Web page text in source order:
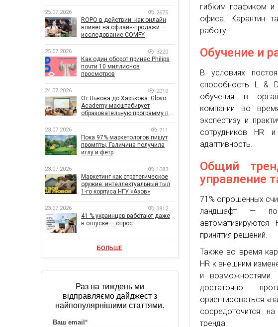
гибким графиком
офиса. Карантин
работу.
Обучение и
В условиях
способность L &
обучения в
компании во
экспертизу и
сотрудников HR
адаптивность.
Общий
управление
71% опрошенных
ландшафт —
принятия решений.
Также во время
HR к внешним
и возможностями.
достаточно
ориентироваться
сосредоточится
тренда.
25.07.2026 2675
ROPO в действии: как онлайн
влияет на офлайн-продажи —
исследование COMFY
25.07.2026 3220
Как один оборот принес Philips
почти 10 миллионов
просмотров
24.07.2026 2010
От Львова до Харькова: Glovo
Academy масштабирует
образовательную программу по
23.07.2026 711
Пока 97% маркетологов пишут
промпты, Галичина получила
иглу и фетр
23.07.2026 1083
Маркетинг как стратегическое
оружие: интеллектуальный тыл
1-го корпуса НГУ «Азов»
23.07.2026 3812
41 % украинцев работают даже
в отпуске — опрос
БОЛЬШЕ
Раз на тиждень ми
відправляємо дайджест з
найпопулярнішими статтями.
Ваш email *